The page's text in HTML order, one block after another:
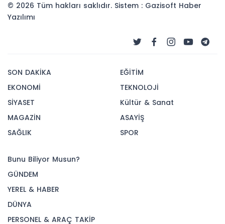
© 2026 Tüm hakları saklıdır. Sistem : Gazisoft Haber
Yazılımı
SON DAKİKA
EKONOMİ
SİYASET
MAGAZİN
SAĞLIK
EĞİTİM
TEKNOLOJİ
Kültür & Sanat
ASAYİŞ
SPOR
Bunu Biliyor Musun?
GÜNDEM
YEREL & HABER
DÜNYA
PERSONEL & ARAÇ TAKİP